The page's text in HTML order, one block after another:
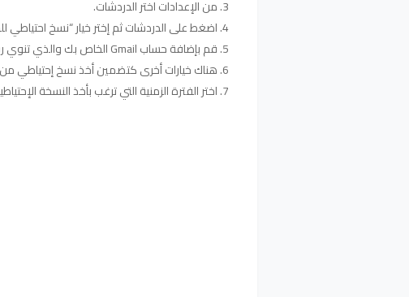
من الإعدادات اختر الدردشات.
اضغط على الدردشات ثم إختر خيار “نسخ احتياطي
قم بإضافة حساب Gmail الخاص بك والذي تنوي رفع نسخة إحتياطية عليه.
هناك خيارات أخرى كتضمين أخذ نسخ إحتياطي
اختر الفترة الزمنية التي ترغب بأخذ النسخة